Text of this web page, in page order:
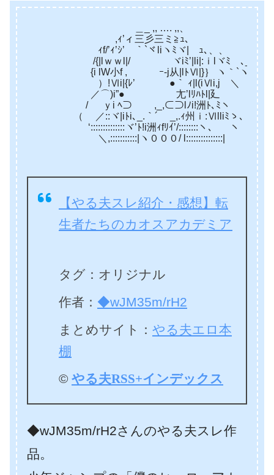
＿_ ,, …. ,,、
,ｨ’ィ三彡三ミ≧ｭ､
ｨf/’ｨ’ｼ’ ｀`ヾliヽﾐヾ|ゝｭ､、、
/{|lｗｗl|/ ヾiﾐ’|li|:ｉlヾﾐゝ､__,､
{i lW小f , ｰ-j从|lﾄⅥ|}｝ ヽ｀`ヽ
）!Ⅵi|{ﾚ’ ●｀ ｨ|l(iⅥi,j ＼ ’､
／⌒)i”● 尢’lﾘﾊﾄl|廴
/ ｙi ﾍ⊃ ,_,⊂⊃lﾉi!洲ﾄ､ﾐヽ
（ ／::ヾ|iﾄi､_.｀´ _,.ｨ州ｉ:Ⅵlliﾐゝ､
‘::::::::::::::ヾ’ﾄ!i洲ｨfﾘｲ’/::::::::ヽ、 ヽ
＼,:::::::::::|ヽ０００/ l:::::::::::::::|
【やる夫スレ紹介・感想】転
生者たちのカオスアカデミア
タグ：オリジナル
作者： ◆wJM35m/rH2
まとめサイト： やる夫エロ本
棚
© やる夫RSS+インデックス
◆wJM35m/rH2さんのやる夫スレ作
品。